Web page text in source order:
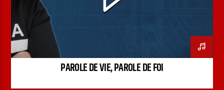
PAROLE DE VIE, PAROLE DE FOI